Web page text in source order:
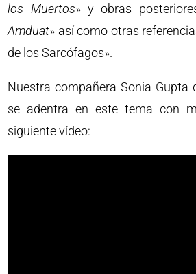
los Muertos» y obras
Amduat» así como otras
de los Sarcófagos».
Nuestra compañera Sonia Gupta
se adentra en este tema con
siguiente vídeo: